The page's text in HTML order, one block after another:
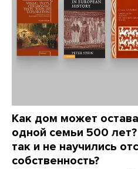
Как дом может
одной семьи 500
так и не научились
собственность?